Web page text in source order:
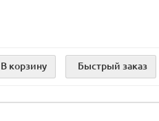
В корзину Быстрый заказ